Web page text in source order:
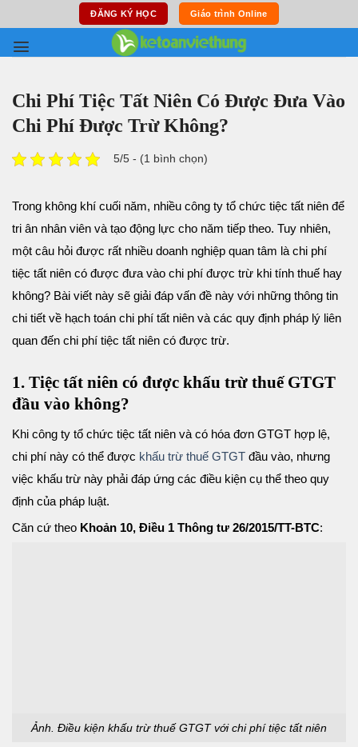
content
ĐĂNG KÝ HỌC Giáo trình Online
Chi Phí Tiệc Tất Niên Có Được Đưa Vào
Chi Phí Được Trừ Không?
5/5 - (1 bình chọn)
Trong không khí cuối năm, nhiều công ty tổ chức tiệc tất niên để
tri ân nhân viên và tạo động lực cho năm tiếp theo. Tuy nhiên,
một câu hỏi được rất nhiều doanh nghiệp quan tâm là chi phí
tiệc tất niên có được đưa vào chi phí được trừ khi tính thuế hay
không? Bài viết này sẽ giải đáp vấn đề này với những thông tin
chi tiết về hạch toán chi phí tất niên và các quy định pháp lý liên
quan đến chi phí tiệc tất niên có được trừ.
1. Tiệc tất niên có được khấu trừ thuế GTGT
đầu vào không?
Khi công ty tổ chức tiệc tất niên và có hóa đơn GTGT hợp lệ,
chi phí này có thể được khấu trừ thuế GTGT đầu vào, nhưng
việc khấu trừ này phải đáp ứng các điều kiện cụ thể theo quy
định của pháp luật.
Căn cứ theo Khoản 10, Điều 1 Thông tư 26/2015/TT-BTC:
Ảnh. Điều kiện khấu trừ thuế GTGT với chi phí tiệc tất niên